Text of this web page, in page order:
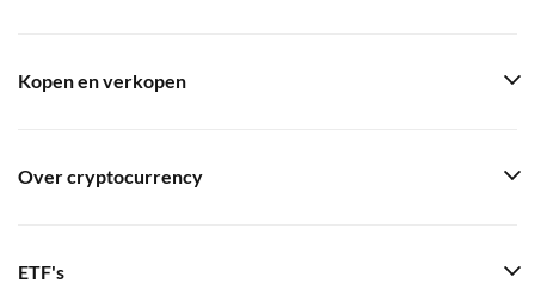
Kopen en verkopen
Over cryptocurrency
ETF's